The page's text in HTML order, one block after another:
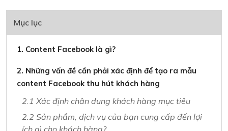
Mục lục
1. Content Facebook là gì?
2. Những vấn đề cần phải xác định để tạo ra mẫu
content Facebook thu hút khách hàng
2.1 Xác định chân dung khách hàng mục tiêu
2.2 Sản phẩm, dịch vụ của bạn cung cấp đến lợi